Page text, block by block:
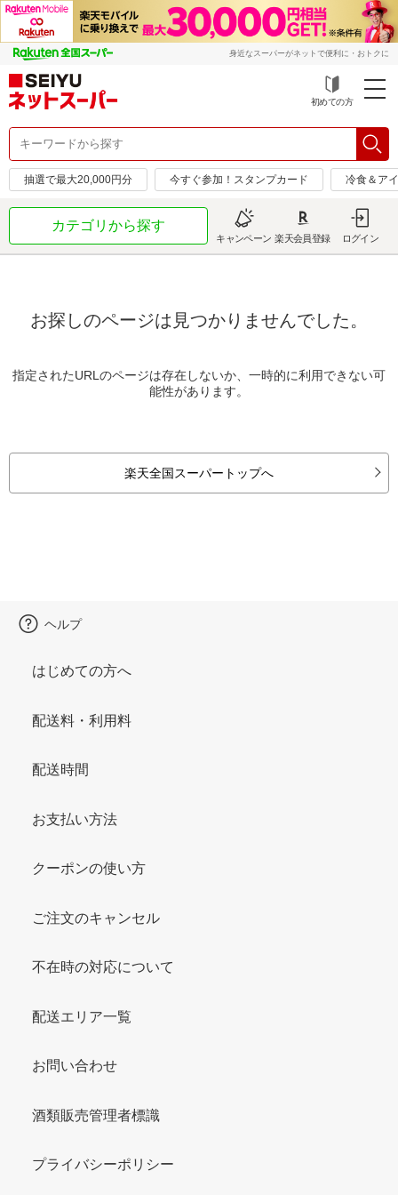
身近なスーパーがネットで便利に・おトクに
初めての方
抽選で最大20,000円分 今すぐ参加！スタンプカード 冷食＆ア
カテゴリから探す
キャンペーン 楽天会員登録 ログイン
お探しのページは見つかりませんでした。
指定されたURLのページは存在しないか、一時的に利用できない可
能性があります。
楽天全国スーパートップへ
ヘルプ
はじめての方へ
配送料・利用料
配送時間
お支払い方法
クーポンの使い方
ご注文のキャンセル
不在時の対応について
配送エリア一覧
お問い合わせ
酒類販売管理者標識
プライバシーポリシー